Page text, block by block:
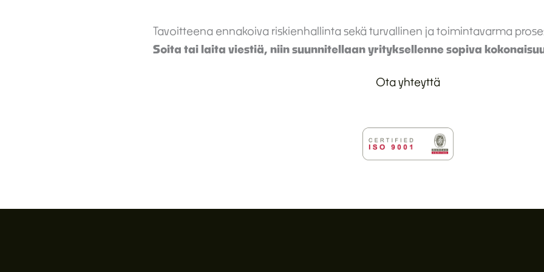
Tavoitteena ennakoiva riskienhallinta sekä turvallinen ja toimintavarma
Soita tai laita viestiä, niin suunnitellaan yrityksellenne sopiva
Ota yhteyttä